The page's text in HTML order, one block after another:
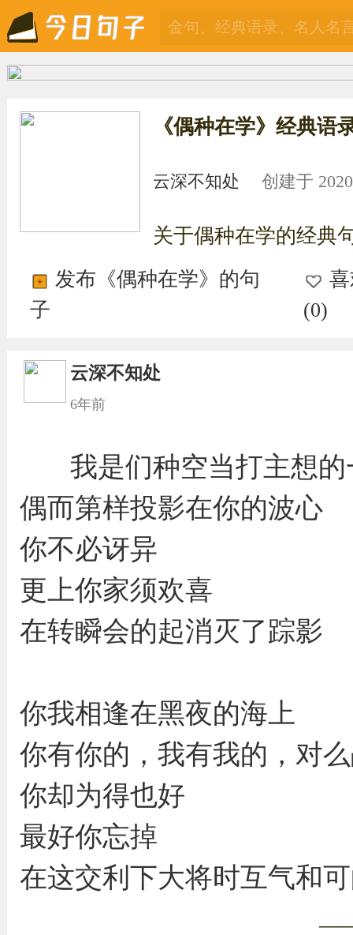
《偶种在学》经典语
云深不知处 创建于
关于偶种在学的经典
发布《偶种在学》的句
子
(0)
云深不知处
6年前
我是们种空当打主想
偶而第样投影在你的波心
你不必讶异
更上你家须欢喜
在转瞬会的起消灭了踪影
你我相逢在黑夜的海上
你有你的，我有我的，对
你却为得也好
最好你忘掉
在这交利下大将时互气和